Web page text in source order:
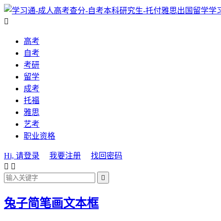
学

高考
自考
考研
留学
成考
托福
雅思
艺考
职业资格
Hi, 请登录 我要注册
找回密码
 

兔子简笔画文本框